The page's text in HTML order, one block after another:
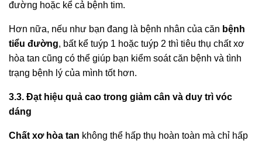
đường hoặc kể cả bệnh tim.
Hơn nữa, nếu như bạn đang là bệnh nhân của căn bệnh
tiểu đường, bất kể tuýp 1 hoặc tuýp 2 thì tiêu thụ chất xơ
hòa tan cũng có thể giúp bạn kiểm soát căn bệnh và tình
trạng bệnh lý của mình tốt hơn.
3.3. Đạt hiệu quả cao trong giảm cân và duy trì vóc
dáng
Chất xơ hòa tan không thể hấp thụ hoàn toàn mà chỉ hấp